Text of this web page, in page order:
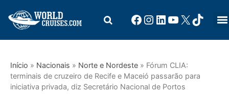
Início » Nacionais » Norte e Nordeste » Fórum CLIA:
terminais de cruzeiro de Recife e Maceió passarão para
iniciativa privada, diz Secretário Nacional de Portos